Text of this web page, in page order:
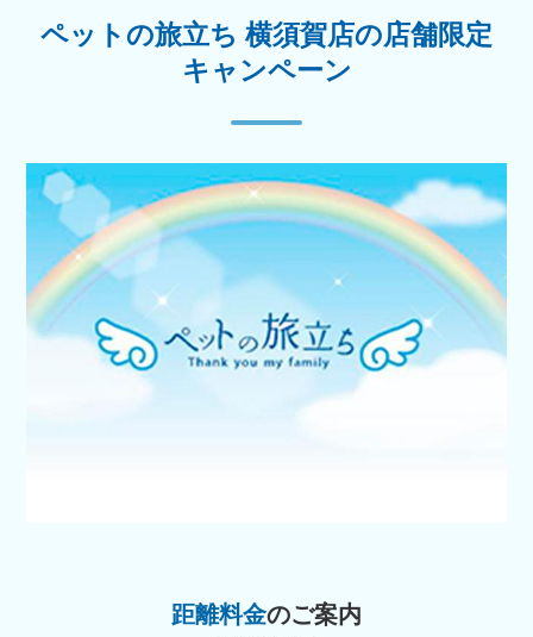
ペットの旅立ち 横須賀店の店舗限定
キャンペーン
距離料金のご案内